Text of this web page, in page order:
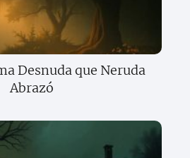
Desnuda que Neruda
Abrazó